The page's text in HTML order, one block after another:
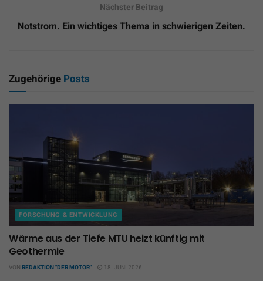
Nächster Beitrag
Notstrom. Ein wichtiges Thema in schwierigen Zeiten.
Zugehörige Posts
FORSCHUNG & ENTWICKLUNG
Wärme aus der Tiefe MTU heizt künftig mit
Geothermie
VON REDAKTION "DER MOTOR" 18. JUNI 2026